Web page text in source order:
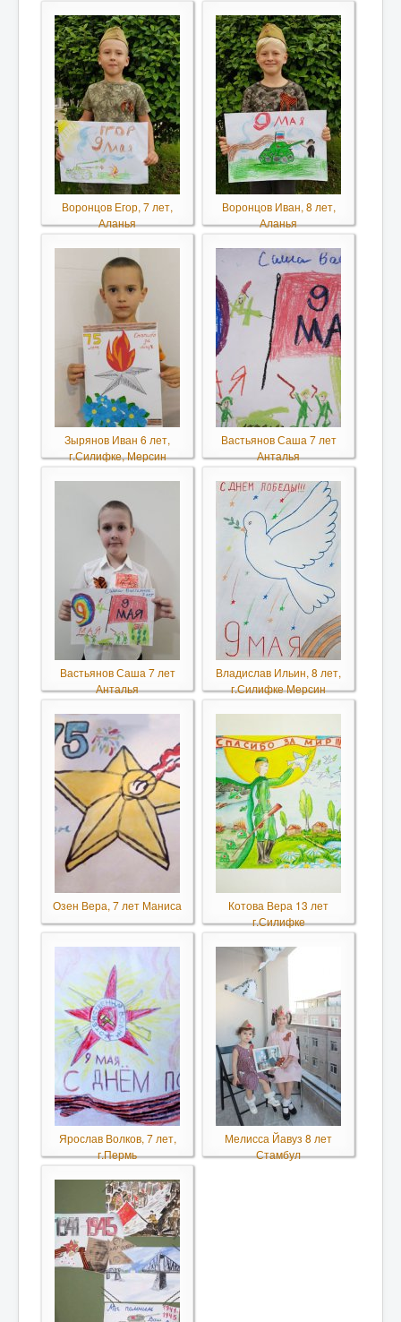
Воронцов Егор, 7 лет,
Аланья
Воронцов Иван, 8 лет,
Аланья
Зырянов Иван 6 лет,
г.Силифке, Мерсин
Вастьянов Саша 7 лет
Анталья
Вастьянов Саша 7 лет
Анталья
Владислав Ильин, 8 лет,
г.Силифке Мерсин
Озен Вера, 7 лет Маниса
Котова Вера 13 лет
г.Силифке
Ярослав Волков, 7 лет,
г.Пермь
Мелисса Йавуз 8 лет
Стамбул